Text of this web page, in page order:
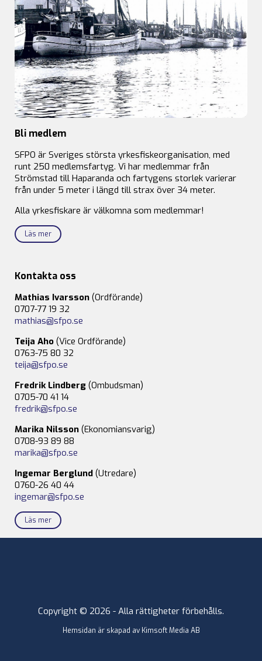
Bli medlem
SFPO är Sveriges största yrkesfiskeorganisation, med
runt 250 medlemsfartyg. Vi har medlemmar från
Strömstad till Haparanda och fartygens storlek varierar
från under 5 meter i längd till strax över 34 meter.
Alla yrkesfiskare är välkomna som medlemmar!
Läs mer
Kontakta oss
Mathias Ivarsson (Ordförande)
0707-77 19 32
mathias@sfpo.se
Teija Aho (Vice Ordförande)
0763-75 80 32
teija@sfpo.se
Fredrik Lindberg (Ombudsman)
0705-70 41 14
fredrik@sfpo.se
Marika Nilsson (Ekonomiansvarig)
0708-93 89 88
marika@sfpo.se
Ingemar Berglund (Utredare)
0760-26 40 44
ingemar@sfpo.se
Läs mer
Copyright © 2026 - Alla rättigheter förbehålls.
Hemsidan är skapad av Kimsoft Media AB